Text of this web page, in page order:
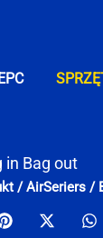
in Bag out
/AirSeriers /